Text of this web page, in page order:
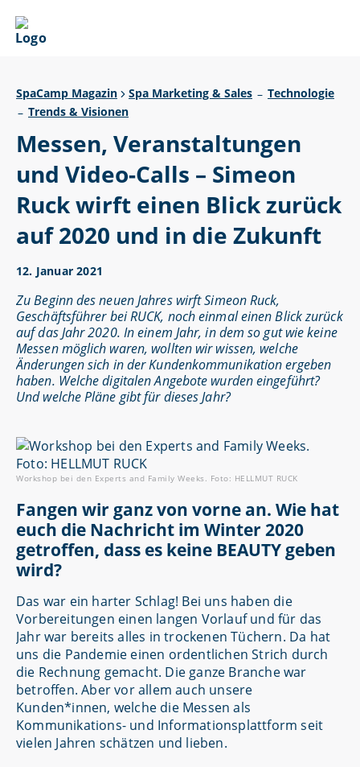
SpaCamp Magazin Spa Marketing & Sales – Technologie
– Trends & Visionen
Messen, Veranstaltungen
und Video-Calls – Simeon
Ruck wirft einen Blick zurück
auf 2020 und in die Zukunft
12. Januar 2021
Zu Beginn des neuen Jahres wirft Simeon Ruck,
Geschäftsführer bei RUCK, noch einmal einen Blick zurück
auf das Jahr 2020. In einem Jahr, in dem so gut wie keine
Messen möglich waren, wollten wir wissen, welche
Änderungen sich in der Kundenkommunikation ergeben
haben. Welche digitalen Angebote wurden eingeführt?
Und welche Pläne gibt für dieses Jahr?
Workshop bei den Experts and Family Weeks. Foto: HELLMUT RUCK
Fangen wir ganz von vorne an. Wie hat
euch die Nachricht im Winter 2020
getroffen, dass es keine BEAUTY geben
wird?
Das war ein harter Schlag! Bei uns haben die
Vorbereitungen einen langen Vorlauf und für das
Jahr war bereits alles in trockenen Tüchern. Da hat
uns die Pandemie einen ordentlichen Strich durch
die Rechnung gemacht. Die ganze Branche war
betroffen. Aber vor allem auch unsere
Kunden*innen, welche die Messen als
Kommunikations- und Informationsplattform seit
vielen Jahren schätzen und lieben.